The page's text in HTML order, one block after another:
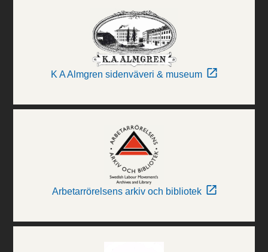
K A Almgren sidenväveri & museum
Arbetarrörelsens arkiv och bibliotek